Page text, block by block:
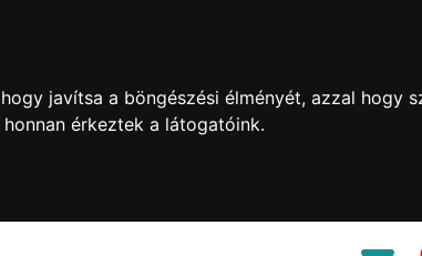
javítsa a böngészési élményét, azzal hogy
érkeztek a látogatóink.